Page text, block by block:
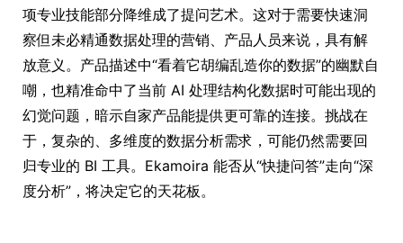
项专业技能部分降维成了提问艺术。这对于需要快速洞
察但未必精通数据处理的营销、产品人员来说，具有解
放意义。产品描述中“看着它胡编乱造你的数据”的幽默自
嘲，也精准命中了当前 AI 处理结构化数据时可能出现的
幻觉问题，暗示自家产品能提供更可靠的连接。挑战在
于，复杂的、多维度的数据分析需求，可能仍然需要回
归专业的 BI 工具。Ekamoira 能否从“快捷问答”走向“深
度分析”，将决定它的天花板。